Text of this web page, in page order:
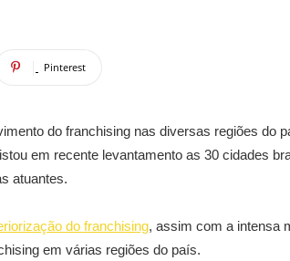
Pinterest
do franchising nas diversas regiões do
em recente levantamento as 30 cidades
atuantes.
do franchising, assim com a intensa
em várias regiões do país.